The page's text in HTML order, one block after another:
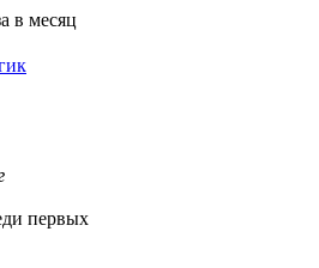
в месяц
первых